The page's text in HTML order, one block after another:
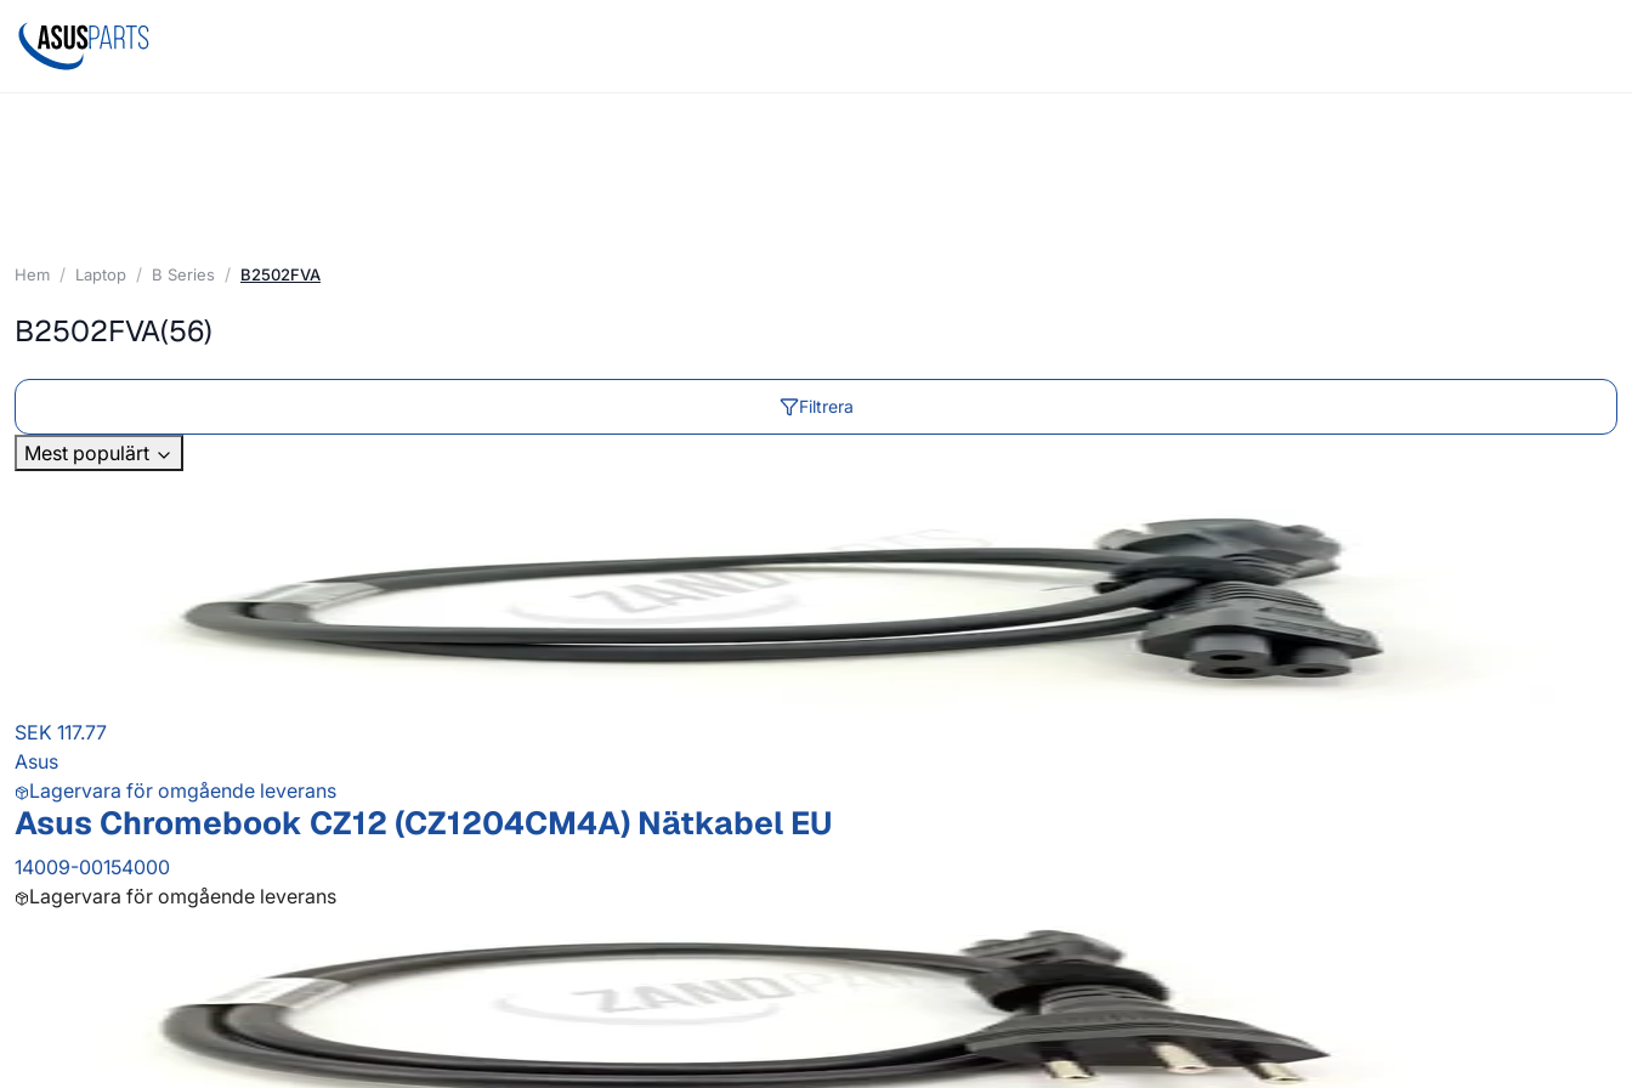
Hem Laptop B Series B2502FVA
B2502FVA(56)
Filtrera
Mest populärt
SEK 117.77
Asus
Lagervara för omgående leverans
Asus Chromebook CZ12 (CZ1204CM4A) Nätkabel EU
14009-00154000
Lagervara för omgående leverans